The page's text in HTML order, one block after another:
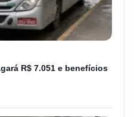
R$ 7.051 e benefícios